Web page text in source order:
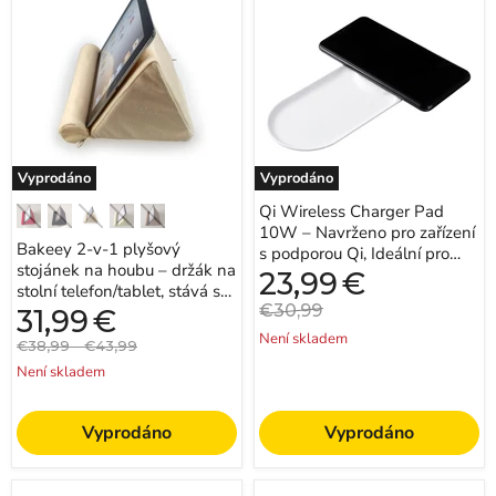
Vyprodáno
stolní
telefon/tablet,
stává
se
univerzálním
stojánkem
pro
iPad
Pro
2021
2020,
iPhone
13
ideální
pro
online
Bakeey 2-v-1 plyšový
stojánek na houbu – držák na
stolní telefon/tablet, stává se
univerzálním stojánkem pro
iPad Pro...
Aktuální
cena
31,99€
Původní
cena
€38,99 -Původní
cena
€43,99
Není skladem
Vyprodáno
Vyprodáno
Navrženo
zařízení
podporou
Qi,
Ideální
iPhone,
Samsung,
Huawei,
LG
–
Rychlé
efektivní
chytré
telefony
Qi Wireless Charger Pad
10W – Navrženo pro zařízení
s podporou Qi, Ideální pro
iPhone, Samsung, Huawei,
LG – Rychlé a...
Aktuální
cena
23,99€
Původní
€30,99
Není skladem
Vyprodáno